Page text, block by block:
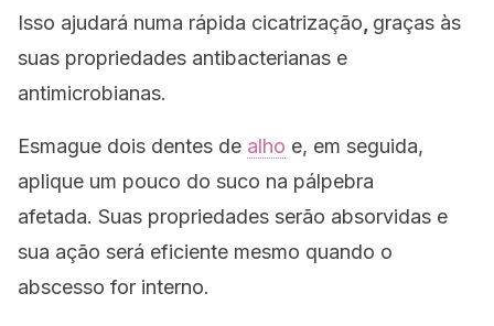
Isso ajudará numa rápida cicatrização graças às
suas propriedades antibacterianas e
antimicrobianas.
Esmague dois dentes de alho e, em seguida,
aplique um pouco do suco na pálpebra
afetada. Suas propriedades serão absorvidas e
sua ação será eficiente mesmo quando o
abscesso for interno.